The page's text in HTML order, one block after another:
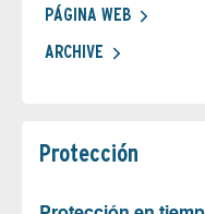
PÁGINA WEB
ARCHIVE
Protección